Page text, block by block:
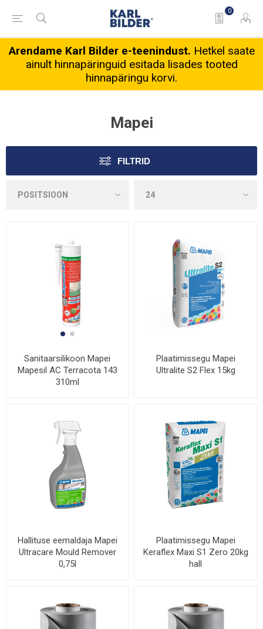
0
Arendame Karl Bilder e-teenindust. Hetkel saate
ainult hinnapäringuid esitada lisades tooted
hinnapäringu korvi.
Mapei
FILTRID
Sanitaarsilikoon Mapei
Mapesil AC Terracota 143
310ml
Plaatimissegu Mapei
Ultralite S2 Flex 15kg
Hallituse eemaldaja Mapei
Ultracare Mould Remover
0,75l
Plaatimissegu Mapei
Keraflex Maxi S1 Zero 20kg
hall